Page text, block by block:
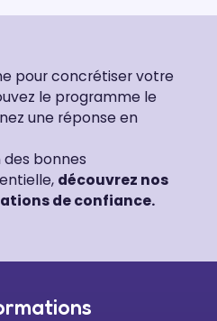
pour concrétiser votre
le programme le
une réponse en
des bonnes
découvrez nos
de confiance.